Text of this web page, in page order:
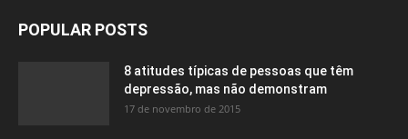
POPULAR POSTS
8 atitudes típicas de pessoas que têm
depressão, mas não demonstram
17 de novembro de 2015